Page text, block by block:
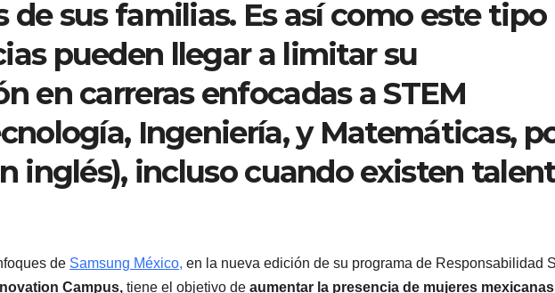
de sus familias. Es así como este tipo
pueden llegar a limitar su
en carreras enfocadas a STEM
Ingeniería, y Matemáticas,
inglés), incluso cuando existen
de Samsung México, en la nueva edición de su programa de Responsabilidad
Campus, tiene el objetivo de aumentar la presencia de mujeres